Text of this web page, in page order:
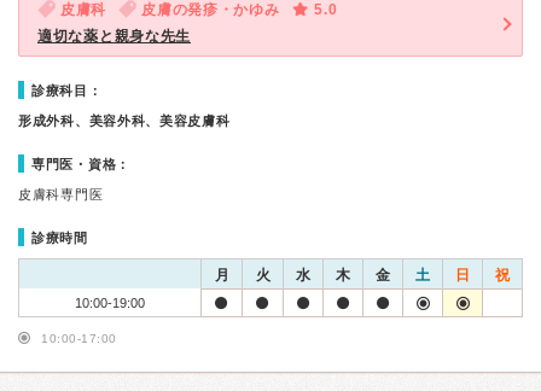
皮膚科 皮膚の発疹・かゆみ
5.0
適切な薬と親身な先生
診療科目：
形成外科、美容外科、美容皮膚科
専門医・資格：
皮膚科専門医
診療時間
月 火 水 木 金 土 日 祝
10:00-19:00
10:00-17:00